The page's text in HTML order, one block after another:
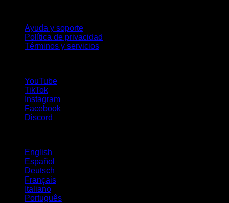
Ayuda y soporte
Política de privacidad
Términos y servicios
YouTube
TikTok
Instagram
Facebook
Discord
English
Español
Deutsch
Français
Italiano
Português